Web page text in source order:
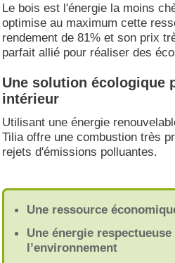
Le bois est l'énergie la moins
optimise au maximum cette
rendement de 81% et son prix
parfait allié pour réaliser des
Une solution écologique
intérieur
Utilisant une énergie
Tilia offre une combustion très
rejets d'émissions polluantes.
Une ressource
Une énergie respectueuse
l’environnement